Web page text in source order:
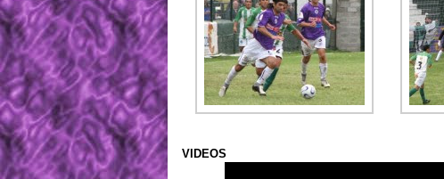
VIDEOS